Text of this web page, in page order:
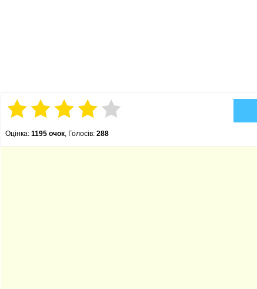
Оцінка: 1195 очок, Голосів: 288